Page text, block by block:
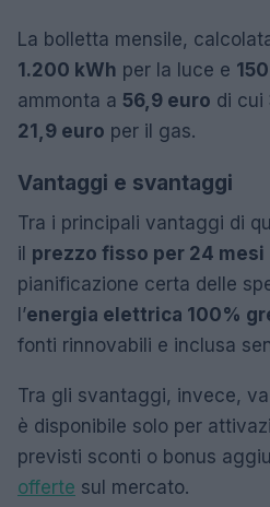
La bolletta mensile,
1.200 kWh per la luce e
ammonta a 56,9 euro di cui
21,9 euro per il gas.
Vantaggi e svantaggi
Tra i principali vantaggi di
il prezzo fisso per 24 mesi
pianificazione certa delle
l’energia elettrica 100%
fonti rinnovabili e inclusa
Tra gli svantaggi, invece,
è disponibile solo per
previsti sconti o bonus
offerte sul mercato.